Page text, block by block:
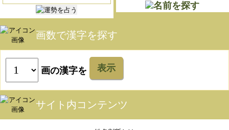
画数で漢字を探す
画の漢字を 表示
サイト内コンテンツ